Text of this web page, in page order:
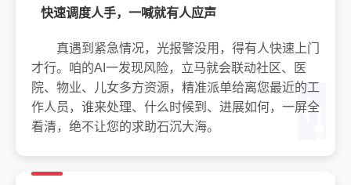
快速调度人手，一喊就有人应声
真遇到紧急情况，光报警没用，得有人快速上门
才行。咱的AI一发现风险，立马就会联动社区、医
院、物业、儿女多方资源，精准派单给离您最近的工
作人员，谁来处理、什么时候到、进展如何，一屏全
看清，绝不让您的求助石沉大海。